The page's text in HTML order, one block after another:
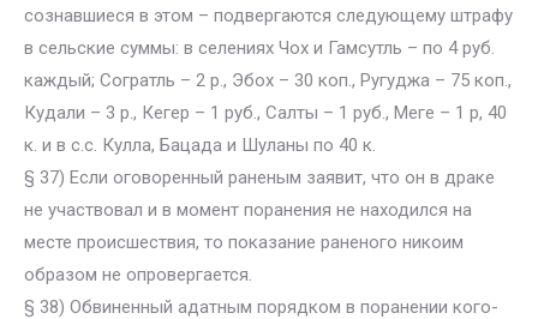
сознавшиеся в этом – подвергаются следующему штрафу
в сельские суммы: в селениях Чох и Гамсутль – по 4 руб.
каждый; Согратль – 2 р., Эбох – 30 коп., Ругуджа – 75 коп.,
Кудали – 3 р., Кегер – 1 руб., Салты – 1 руб., Меге – 1 p, 40
к. и в с.с. Кулла, Бацада и Шуланы по 40 к.
§ 37) Если оговоренный раненым заявит, что он в драке
не участвовал и в момент поранения не находился на
месте происшествия, то показание раненого никоим
образом не опровергается.
§ 38) Обвиненный адатным порядком в поранении кого-